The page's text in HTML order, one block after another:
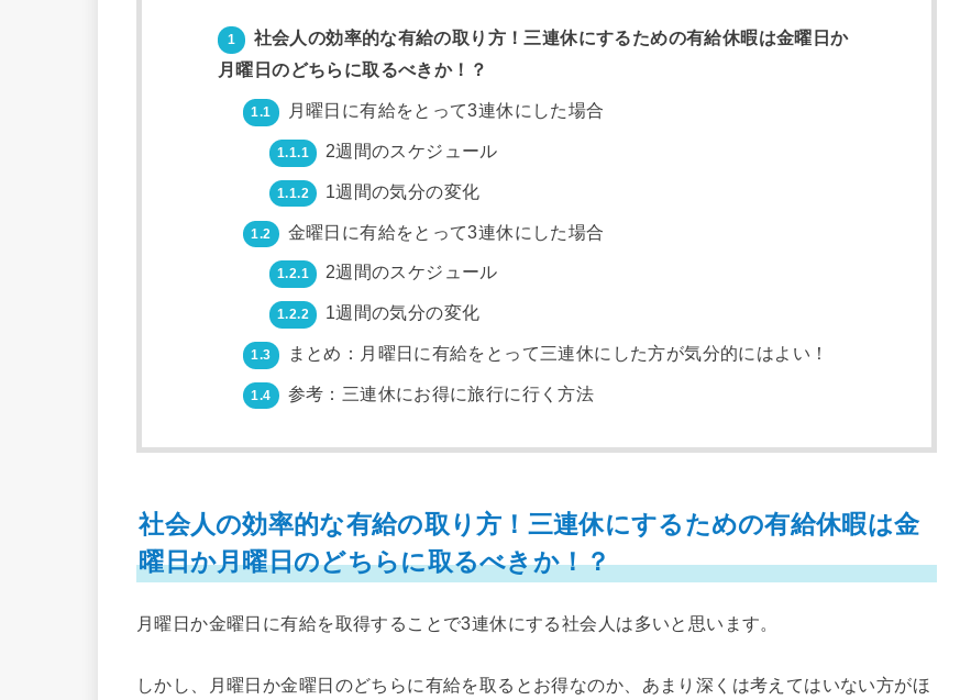
1
社会人の効率的な有給の取り方！三連休にするための有給休暇は金曜日か
月曜日のどちらに取るべきか！？
1.1 月曜日に有給をとって3連休にした場合
1.1.1 2週間のスケジュール
1.1.2 1週間の気分の変化
1.2 金曜日に有給をとって3連休にした場合
1.2.1 2週間のスケジュール
1.2.2 1週間の気分の変化
1.3 まとめ：月曜日に有給をとって三連休にした方が気分的にはよい！
1.4 参考：三連休にお得に旅行に行く方法
社会人の効率的な有給の取り方！三連休にするための有給休暇は金
曜日か月曜日のどちらに取るべきか！？
月曜日か金曜日に有給を取得することで3連休にする社会人は多いと思います。
しかし、月曜日か金曜日のどちらに有給を取るとお得なのか、あまり深くは考えてはいない方がほ